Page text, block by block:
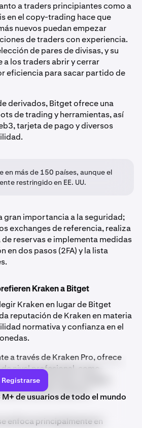
a traders principiantes como a
en el copy-trading hace que
nuevos puedan empezar
de traders con experiencia.
de pares de divisas, y su
los traders abrir y cerrar
eficiencia para sacar partido de
derivados, Bitget ofrece una
de trading y herramientas, así
tarjeta de pago y diversos
en más de 150 países, aunque el
restringido en EE. UU.
gran importancia a la seguridad;
exchanges de referencia, realiza
reservas e implementa medidas
en dos pasos (2FA) y la lista
Kraken a Bitget
Kraken en lugar de Bitget
reputación de Kraken en materia
normativa y confianza en el
a través de Kraken Pro, ofrece
nivel profesional, como
operaciones spot, margen,
alta liquidez y precios
enfoca principalmente en
Registrarse
de usuarios de todo el mundo